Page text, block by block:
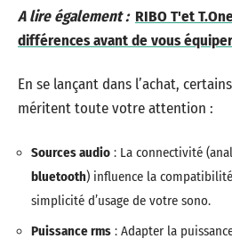
A lire également : RIBO T'et
différences avant de vous équiper
En se lançant dans l’achat,
méritent toute votre attention :
Sources audio : La connectivité
bluetooth) influence la
simplicité d’usage de votre sono.
Puissance rms : Adapter la